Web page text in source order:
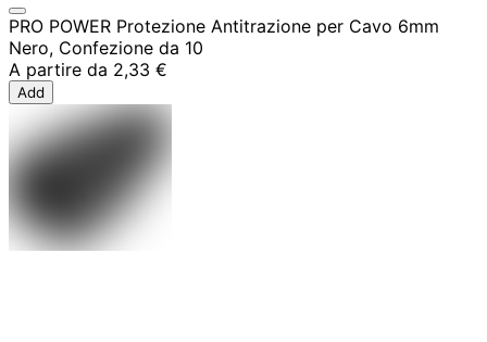
PRO POWER Protezione Antitrazione per Cavo 6mm
Nero, Confezione da 10
A partire da 2,33 €
Add